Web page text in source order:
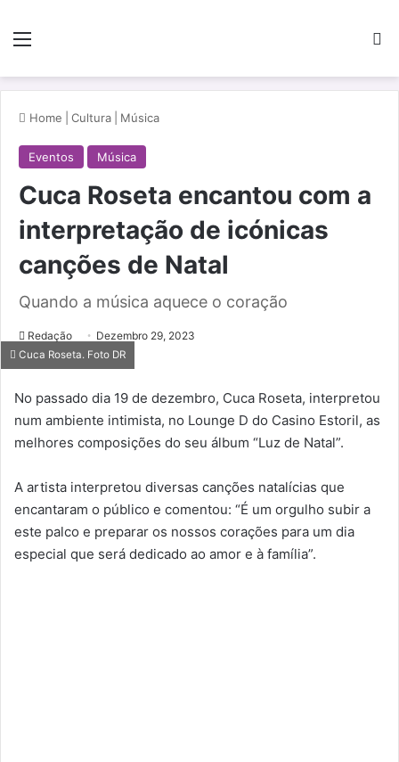
Menu
Home Cultura Música
Eventos Música
Cuca Roseta encantou com a
interpretação de icónicas
canções de Natal
Quando a música aquece o coração
Redação Dezembro 29, 2023
Cuca Roseta. Foto DR
No passado dia 19 de dezembro, Cuca Roseta, interpretou
num ambiente intimista, no Lounge D do Casino Estoril, as
melhores composições do seu álbum “Luz de Natal”.
A artista interpretou diversas canções natalícias que
encantaram o público e comentou: “É um orgulho subir a
este palco e preparar os nossos corações para um dia
especial que será dedicado ao amor e à família”.